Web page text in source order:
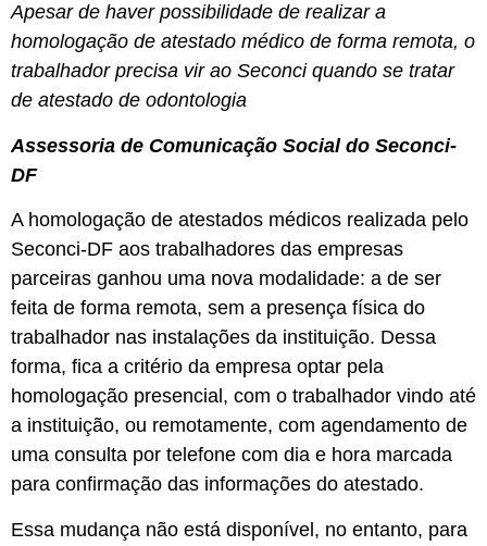
Apesar de haver possibilidade de realizar a
homologação de atestado médico de forma remota, o
trabalhador precisa vir ao Seconci quando se tratar
de atestado de odontologia
Assessoria de Comunicação Social do Seconci-
DF
A homologação de atestados médicos realizada pelo
Seconci-DF aos trabalhadores das empresas
parceiras ganhou uma nova modalidade: a de ser
feita de forma remota, sem a presença física do
trabalhador nas instalações da instituição. Dessa
forma, fica a critério da empresa optar pela
homologação presencial, com o trabalhador vindo até
a instituição, ou remotamente, com agendamento de
uma consulta por telefone com dia e hora marcada
para confirmação das informações do atestado.
Essa mudança não está disponível, no entanto, para